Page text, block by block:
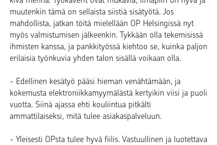
muutenkin tämä on sellaista siistiä sisätyötä. Jos
mahdollista, jatkan töitä mielellään OP Helsingissä nyt
myös valmistumisen jälkeenkin. Tykkään olla tekemisissä
ihmisten kanssa, ja pankkityössä kiehtoo se, kuinka paljon
erilaisia työnkuvia yhden talon sisällä voikaan olla.
- Edellinen kesätyö pääsi hieman venähtämään, ja
kokemusta elektroniikkamyymälästä kertyikin viisi ja puoli
vuotta. Siinä ajassa ehti kouliintua pitkälti
ammattilaiseksi, mitä tulee asiakaspalveluun.
- Yleisesti OPsta tulee hyvä fiilis. Vastuullinen ja luotettava